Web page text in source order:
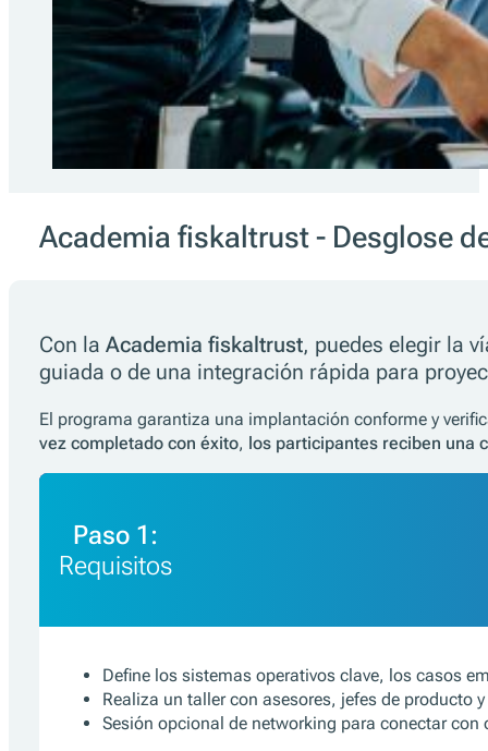
Academia fiskaltrust - Desglose
Con la Academia fiskaltrust, puedes elegir la
guiada o de una integración rápida para
El programa garantiza una implantación conforme y
vez completado con éxito, los participantes reciben una
Paso 1:
Requisitos
Define los sistemas operativos clave, los casos
Realiza un taller con asesores, jefes de producto
Sesión opcional de networking para conectar con